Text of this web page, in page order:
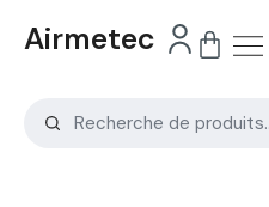
Airmetec